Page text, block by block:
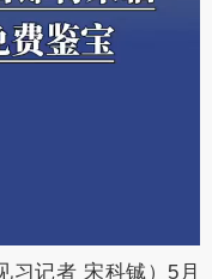
习记者 宋科铖）5月